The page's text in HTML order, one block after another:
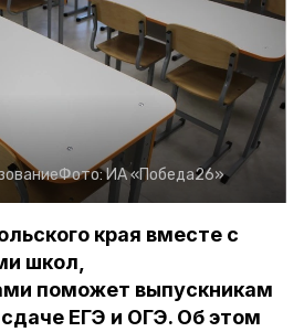
Фото:ИА «Победа26»
края вместе с
школ,
поможет выпускникам
ЕГЭ и ОГЭ. Об этом